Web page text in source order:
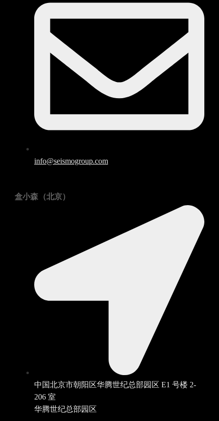
info@seismogroup.com
盒小森（北京）
中国北京市朝阳区华腾世纪总部园区 E1 号楼 2-
206 室
华腾世纪总部园区